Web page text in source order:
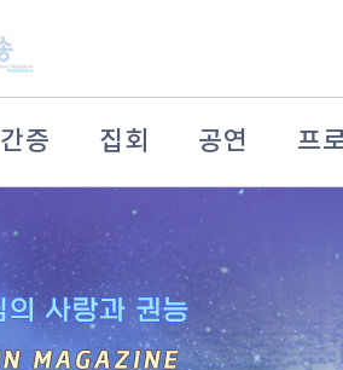
간증 집회 공연 프